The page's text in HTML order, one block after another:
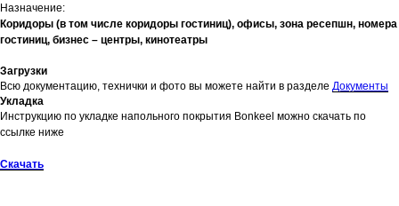
Назначение:
Коридоры (в том числе коридоры гостиниц), офисы, зона ресепшн, номера
гостиниц, бизнес – центры, кинотеатры
Загрузки
Всю документацию, технички и фото вы можете найти в разделе Документы
Укладка
Инструкцию по укладке напольного покрытия Bonkeel можно скачать по
ссылке ниже
Скачать